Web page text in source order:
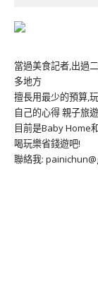
當過美食記者,出過
多地方
擅長用最少的預算,
自己的心得 親子旅
目前是Baby Home
喝玩樂省錢遊吧!
聯絡我: